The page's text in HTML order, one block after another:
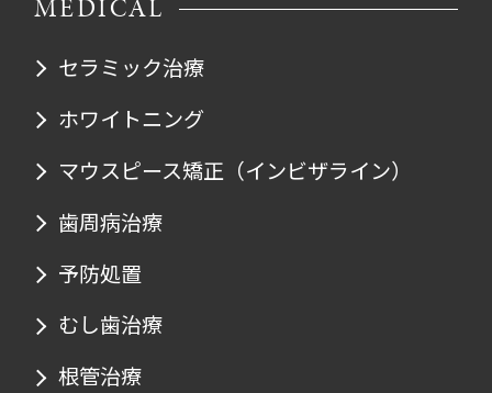
MEDICAL
セラミック治療
ホワイトニング
マウスピース矯正 （インビザライン）
歯周病治療
予防処置
むし歯治療
根管治療